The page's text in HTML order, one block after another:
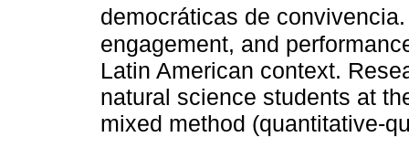
democráticas de
engagement, and
Latin American context.
natural science students at
mixed method (quantitative-